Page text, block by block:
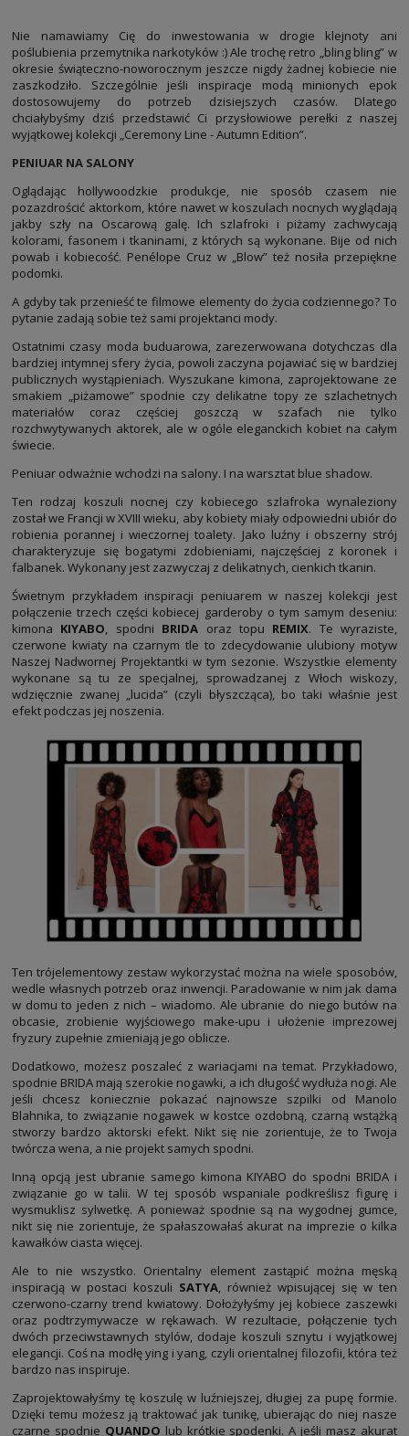
Nie namawiamy Cię do inwestowania w drogie klejnoty ani
poślubienia przemytnika narkotyków :) Ale trochę retro „bling bling” w
okresie świąteczno-noworocznym jeszcze nigdy żadnej kobiecie nie
zaszkodziło. Szczególnie jeśli inspiracje modą minionych epok
dostosowujemy do potrzeb dzisiejszych czasów. Dlatego
chciałybyśmy dziś przedstawić Ci przysłowiowe perełki z naszej
wyjątkowej kolekcji „Ceremony Line - Autumn Edition”.
PENIUAR NA SALONY
Oglądając hollywoodzkie produkcje, nie sposób czasem nie
pozazdrościć aktorkom, które nawet w koszulach nocnych wyglądają
jakby szły na Oscarową galę. Ich szlafroki i piżamy zachwycają
kolorami, fasonem i tkaninami, z których są wykonane. Bije od nich
powab i kobiecość. Penélope Cruz w „Blow” też nosiła przepiękne
podomki.
A gdyby tak przenieść te filmowe elementy do życia codziennego? To
pytanie zadają sobie też sami projektanci mody.
Ostatnimi czasy moda buduarowa, zarezerwowana dotychczas dla
bardziej intymnej sfery życia, powoli zaczyna pojawiać się w bardziej
publicznych wystąpieniach. Wyszukane kimona, zaprojektowane ze
smakiem „piżamowe” spodnie czy delikatne topy ze szlachetnych
materiałów coraz częściej goszczą w szafach nie tylko
rozchwytywanych aktorek, ale w ogóle eleganckich kobiet na całym
świecie.
Peniuar odważnie wchodzi na salony. I na warsztat blue shadow.
Ten rodzaj koszuli nocnej czy kobiecego szlafroka wynaleziony
został we Francji w XVIII wieku, aby kobiety miały odpowiedni ubiór do
robienia porannej i wieczornej toalety. Jako luźny i obszerny strój
charakteryzuje się bogatymi zdobieniami, najczęściej z koronek i
falbanek. Wykonany jest zazwyczaj z delikatnych, cienkich tkanin.
Świetnym przykładem inspiracji peniuarem w naszej kolekcji jest
połączenie trzech części kobiecej garderoby o tym samym deseniu:
kimona KIYABO, spodni BRIDA oraz topu REMIX. Te wyraziste,
czerwone kwiaty na czarnym tle to zdecydowanie ulubiony motyw
Naszej Nadwornej Projektantki w tym sezonie. Wszystkie elementy
wykonane są tu ze specjalnej, sprowadzanej z Włoch wiskozy,
wdzięcznie zwanej „lucida” (czyli błyszcząca), bo taki właśnie jest
efekt podczas jej noszenia.
Ten trójelementowy zestaw wykorzystać można na wiele sposobów,
wedle własnych potrzeb oraz inwencji. Paradowanie w nim jak dama
w domu to jeden z nich – wiadomo. Ale ubranie do niego butów na
obcasie, zrobienie wyjściowego make-upu i ułożenie imprezowej
fryzury zupełnie zmieniają jego oblicze.
Dodatkowo, możesz poszaleć z wariacjami na temat. Przykładowo,
spodnie BRIDA mają szerokie nogawki, a ich długość wydłuża nogi. Ale
jeśli chcesz koniecznie pokazać najnowsze szpilki od Manolo
Blahnika, to związanie nogawek w kostce ozdobną, czarną wstążką
stworzy bardzo aktorski efekt. Nikt się nie zorientuje, że to Twoja
twórcza wena, a nie projekt samych spodni.
Inną opcją jest ubranie samego kimona KIYABO do spodni BRIDA i
związanie go w talii. W tej sposób wspaniale podkreślisz figurę i
wysmuklisz sylwetkę. A ponieważ spodnie są na wygodnej gumce,
nikt się nie zorientuje, że spałaszowałaś akurat na imprezie o kilka
kawałków ciasta więcej.
Ale to nie wszystko. Orientalny element zastąpić można męską
inspiracją w postaci koszuli SATYA , również wpisującej się w ten
czerwono-czarny trend kwiatowy. Dołożyłyśmy jej kobiece zaszewki
oraz podtrzymywacze w rękawach. W rezultacie, połączenie tych
dwóch przeciwstawnych stylów, dodaje koszuli sznytu i wyjątkowej
elegancji. Coś na modłę ying i yang, czyli orientalnej filozofii, która też
bardzo nas inspiruje.
Zaprojektowałyśmy tę koszulę w luźniejszej, długiej za pupę formie.
Dzięki temu możesz ją traktować jak tunikę, ubierając do niej nasze
czarne spodnie QUANDO lub krótkie spodenki. A jeśli masz akurat